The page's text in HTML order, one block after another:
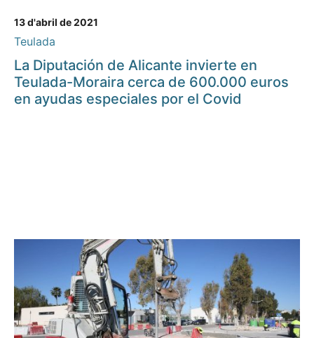
13 d'abril de 2021
Teulada
La Diputación de Alicante invierte en
Teulada-Moraira cerca de 600.000 euros
en ayudas especiales por el Covid